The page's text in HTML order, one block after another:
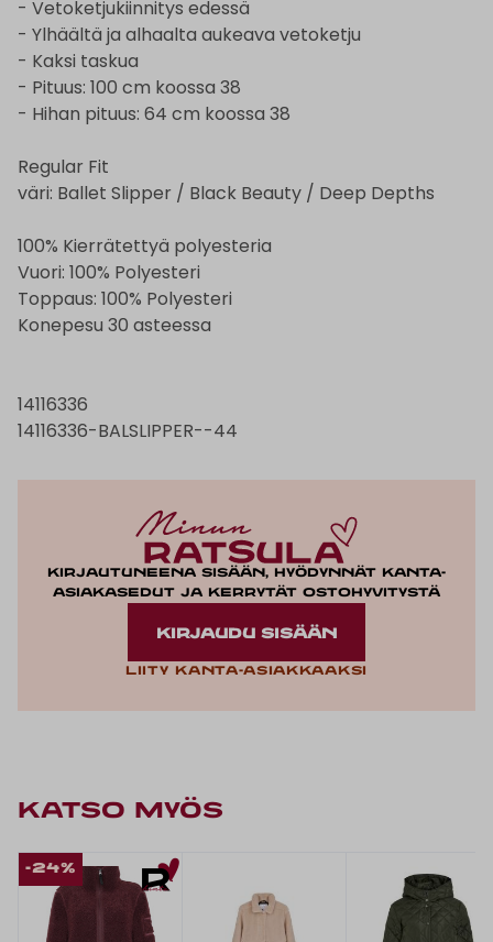
- Vetoketjukiinnitys edessä
- Ylhäältä ja alhaalta aukeava vetoketju
- Kaksi taskua
- Pituus: 100 cm koossa 38
- Hihan pituus: 64 cm koossa 38
Regular Fit
väri: Ballet Slipper / Black Beauty / Deep Depths
100% Kierrätettyä polyesteria
Vuori: 100% Polyesteri
Toppaus: 100% Polyesteri
Konepesu 30 asteessa
14116336
14116336-BALSLIPPER--44
Kirjautuneena sisään, hyödynnät kanta-
asiakasedut ja kerrytät ostohyvitystä
KIRJAUDU SISÄÄN
Liity kanta-asiakkaaksi
KATSO MYÖS
-24%